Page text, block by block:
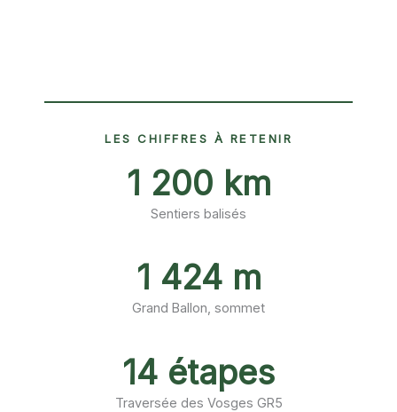
LES CHIFFRES À RETENIR
1 200 km
Sentiers balisés
1 424 m
Grand Ballon, sommet
14 étapes
Traversée des Vosges GR5